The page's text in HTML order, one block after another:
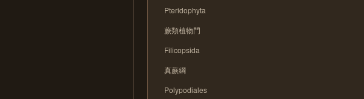
Pteridophyta
蕨類植物門
Filicopsida
真蕨綱
Polypodiales